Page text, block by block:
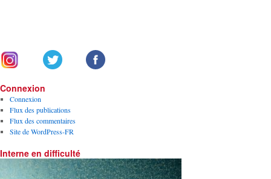
Connexion
Connexion
Flux des publications
Flux des commentaires
Site de WordPress-FR
Interne en difficulté